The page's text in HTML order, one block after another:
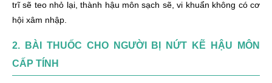
trĩ sẽ teo nhỏ lại, thành hậu môn sạch sẽ, vi khuẩn không có cơ
hội xâm nhập.
2. BÀI THUỐC CHO NGƯỜI BỊ NỨT KẼ HẬU MÔN
CẤP TÍNH